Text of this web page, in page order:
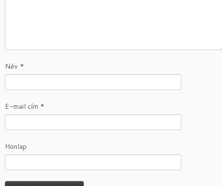
Név *
E-mail cím *
Honlap